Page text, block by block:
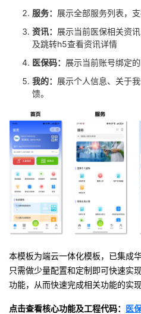
服务： 展示全部服务列表，支
资讯： 展示当前医保相关资
及跳转h5查看资讯详情
医保码： 展示当前账号绑定的
我的： 展示个人信息、关于
馈。
本模板为端云一体化模板，已集成
只需做少量配置和定制即可快速实
功能，从而快速完成相关功能的实现
点击查看核心功能及工程代码： 医